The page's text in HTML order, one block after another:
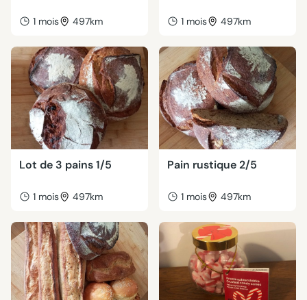
1 mois 497km 1 mois 497km
Lot de 3 pains 1/5
1 mois 497km
Pain rustique 2/5
1 mois 497km